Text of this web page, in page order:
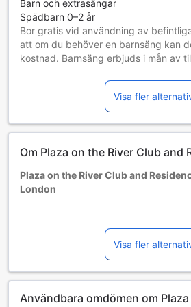
Barn och extrasängar
Spädbarn 0–2 år
Bor gratis vid användning av
att om du behöver en barnsäng kan
kostnad. Barnsäng erbjuds i mån av
Bor gratis om befintliga sängar
Gäster 13 år och äldre betraktas som
Tillgång av extrasängar beror på
god kontrollera rummets beläggning
och tillägg gäller.
Visa fler
Om Plaza on the River Club and
Plaza on the River Club and
London
femstjärnig pärla belägen i hjärtat av
2005, erbjuder detta eleganta hotell
kombination av modern design och
sina 645 stilfullt inredda rum, är
ideala platsen för både
utforska den pulserande staden.
Visa fler
Användbara omdömen om